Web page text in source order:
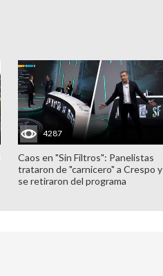
4287
Caos en "Sin Filtros": Panelistas
trataron de "carnicero" a Crespo y
se retiraron del programa